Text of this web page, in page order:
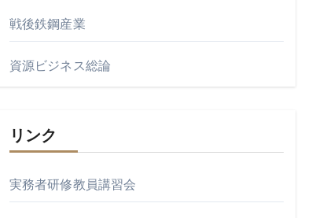
戦後鉄鋼産業
資源ビジネス総論
リンク
実務者研修教員講習会